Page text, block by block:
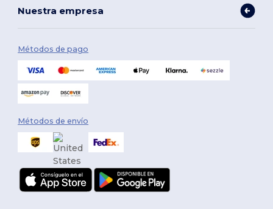
Nuestra empresa
Métodos de pago
Métodos de envío